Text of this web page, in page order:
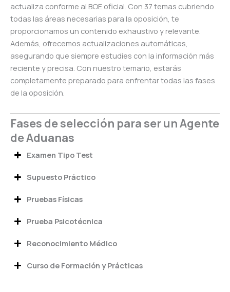
actualiza conforme al BOE oficial. Con 37 temas cubriendo
todas las áreas necesarias para la oposición, te
proporcionamos un contenido exhaustivo y relevante.
Además, ofrecemos actualizaciones automáticas,
asegurando que siempre estudies con la información más
reciente y precisa. Con nuestro temario, estarás
completamente preparado para enfrentar todas las fases
de la oposición.
Fases de selección para ser un Agente
de Aduanas
Examen Tipo Test
Supuesto Práctico
Pruebas Físicas
Prueba Psicotécnica
Reconocimiento Médico
Curso de Formación y Prácticas